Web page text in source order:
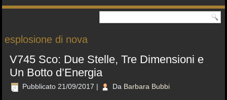
esplosione di nova
V745 Sco: Due Stelle, Tre Dimensioni e
Un Botto d’Energia
Pubblicato 21/09/2017 | Da Barbara Bubbi